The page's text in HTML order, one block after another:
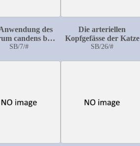
des
candens bei
Ulcus serpens
SB/7/#
Die arteriellen
Kopfgefässe der Katze
SB/26/#